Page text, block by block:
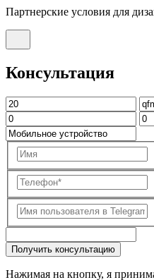
Партнерские условия для
Консультация
Получить консультацию
Нажимая на кнопку, я